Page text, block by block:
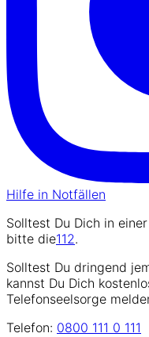
Hilfe in Notfällen
Solltest Du Dich in
bitte die112.
Solltest Du dringend
kannst Du Dich
Telefonseelsorge
Telefon: 0800 111 0 111